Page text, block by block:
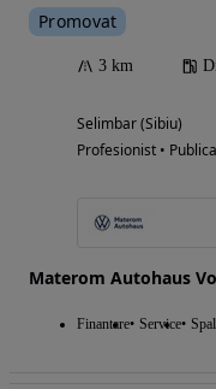
Promovat
3 km
Selimbar (Sibiu)
Profesionist •
Materom Autohaus
Finantare Service